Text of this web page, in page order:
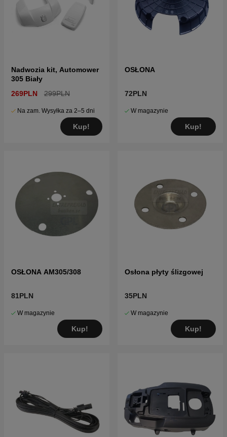
Nadwozia kit, Automower
305 Biały
269PLN
299PLN
Na zam. Wysyłka za 2–5 dni
Kup!
OSŁONA
72PLN
W magazynie
Kup!
OSŁONA AM305/308
81PLN
W magazynie
Kup!
Osłona płyty ślizgowej
35PLN
W magazynie
Kup!